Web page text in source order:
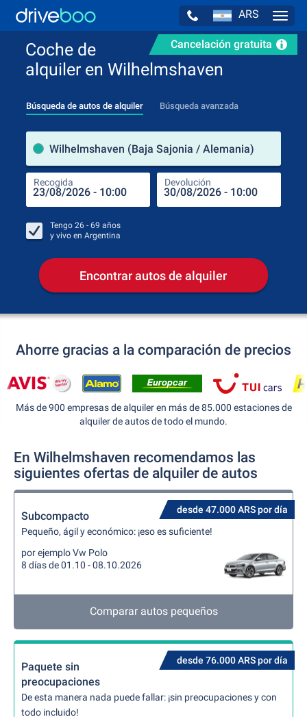
ARS
Cancelación gratuita
Coche de
alquiler en Wilhelmshaven
Búsqueda de autos de alquiler Búsqueda avanzada
Wilhelmshaven (Baja Sajonia / Alemania)
Recogida Devolución
Tengo 26 - 69 años
y vivo en Argentina
Encontrar autos de alquiler
Ahorre gracias a la comparación de precios
Más de 900 empresas de alquiler en más de 85.000 estaciones de
alquiler de autos de todo el mundo.
En Wilhelmshaven recomendamos las
siguientes ofertas de alquiler de autos
desde 47.000 ARS por día
Subcompacto
Pequeño, ágil y económico: ¡eso es suficiente!
por ejemplo Vw Polo
8 días de 01.10 - 08.10.2026
Comparar autos pequeños
desde 76.000 ARS por día
Paquete sin
preocupaciones
De esta manera nada puede fallar: ¡sin preocupaciones y con
todo incluido!